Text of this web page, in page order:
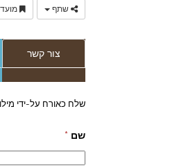
שתף
צור קשר
שלח כאורח על-ידי
שם *